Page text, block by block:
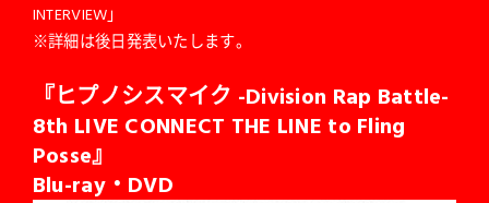
INTERVIEW」
※詳細は後日発表いたします。
『ヒプノシスマイク -Division Rap Battle-
8th LIVE CONNECT THE LINE to Fling
Posse』
Blu-ray・DVD